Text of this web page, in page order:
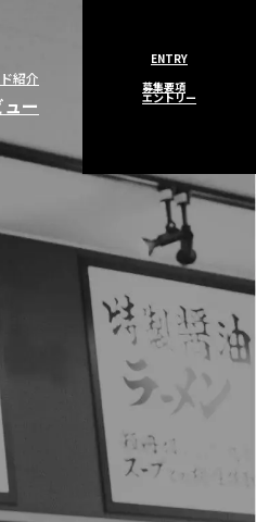
紹介
ー
ENTRY
募集要項
エントリー